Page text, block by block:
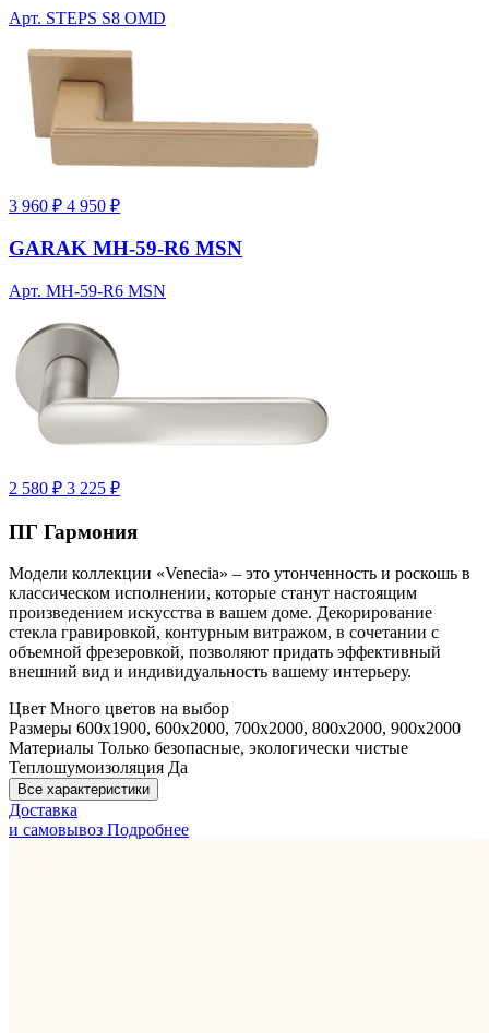
Арт. STEPS S8 OMD
3 960 ₽ 4 950 ₽
GARAK MH-59-R6 MSN
Арт. MH-59-R6 MSN
2 580 ₽ 3 225 ₽
ПГ Гармония
Модели коллекции «Venecia» – это утонченность и роскошь в
классическом исполнении, которые станут настоящим
произведением искусства в вашем доме. Декорирование
стекла гравировкой, контурным витражом, в сочетании с
объемной фрезеровкой, позволяют придать эффективный
внешний вид и индивидуальность вашему интерьеру.
Цвет Много цветов на выбор
Размеры 600x1900, 600x2000, 700x2000, 800x2000, 900x2000
Материалы Только безопасные, экологически чистые
Теплошумоизоляция Да
Все характеристики
Доставка
и самовывоз Подробнее